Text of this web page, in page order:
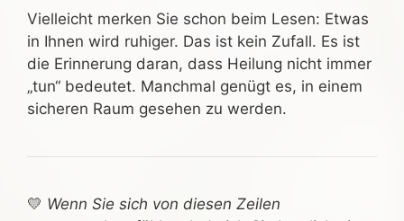
Vielleicht merken Sie schon beim Lesen: Etwas
in Ihnen wird ruhiger. Das ist kein Zufall. Es ist
die Erinnerung daran, dass Heilung nicht immer
„tun“ bedeutet. Manchmal genügt es, in einem
sicheren Raum gesehen zu werden.
💛 Wenn Sie sich von diesen Zeilen